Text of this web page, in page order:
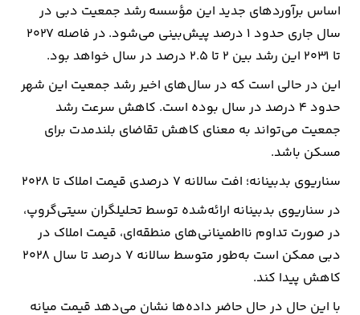
اساس برآوردهای جدید این مؤسسه رشد جمعیت دبی در
سال جاری حدود 1 درصد پیش‌بینی می‌شود. در فاصله 2027
تا 2031 این رشد بین 2 تا 2.5 درصد در سال خواهد بود.
این در حالی است که در سال‌های اخیر رشد جمعیت این شهر
حدود 4 درصد در سال بوده است. کاهش سرعت رشد
جمعیت می‌تواند به معنای کاهش تقاضای بلندمدت برای
مسکن باشد.
سناریوی بدبینانه؛ افت سالانه 7 درصدی قیمت املاک تا 2028
در سناریوی بدبینانه ارائه‌شده توسط تحلیلگران سیتی‌گروپ،
در صورت تداوم نااطمینانی‌های منطقه‌ای، قیمت املاک در
دبی ممکن است به‌طور متوسط سالانه 7 درصد تا سال 2028
کاهش پیدا کند.
با این حال در حال حاضر داده‌ها نشان می‌دهد قیمت میانه